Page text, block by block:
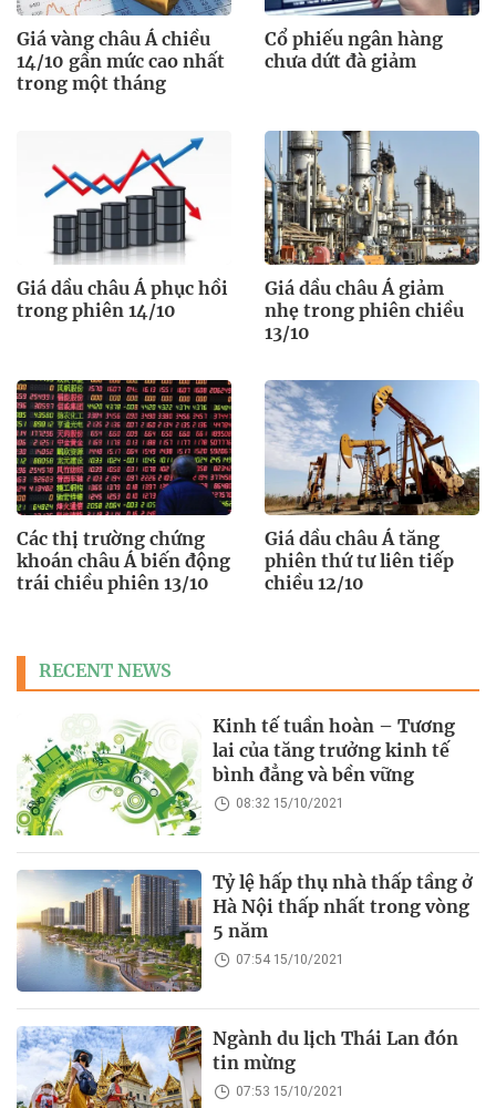
Giá vàng châu Á chiều
14/10 gần mức cao nhất
trong một tháng
Cổ phiếu ngân hàng
chưa dứt đà giảm
Giá dầu châu Á phục hồi
trong phiên 14/10
Giá dầu châu Á giảm
nhẹ trong phiên chiều
13/10
Các thị trường chứng
khoán châu Á biến động
trái chiều phiên 13/10
Giá dầu châu Á tăng
phiên thứ tư liên tiếp
chiều 12/10
RECENT NEWS
Kinh tế tuần hoàn – Tương
lai của tăng trưởng kinh tế
bình đẳng và bền vững
08:32 15/10/2021
Tỷ lệ hấp thụ nhà thấp tầng ở
Hà Nội thấp nhất trong vòng
5 năm
07:54 15/10/2021
Ngành du lịch Thái Lan đón
tin mừng
07:53 15/10/2021